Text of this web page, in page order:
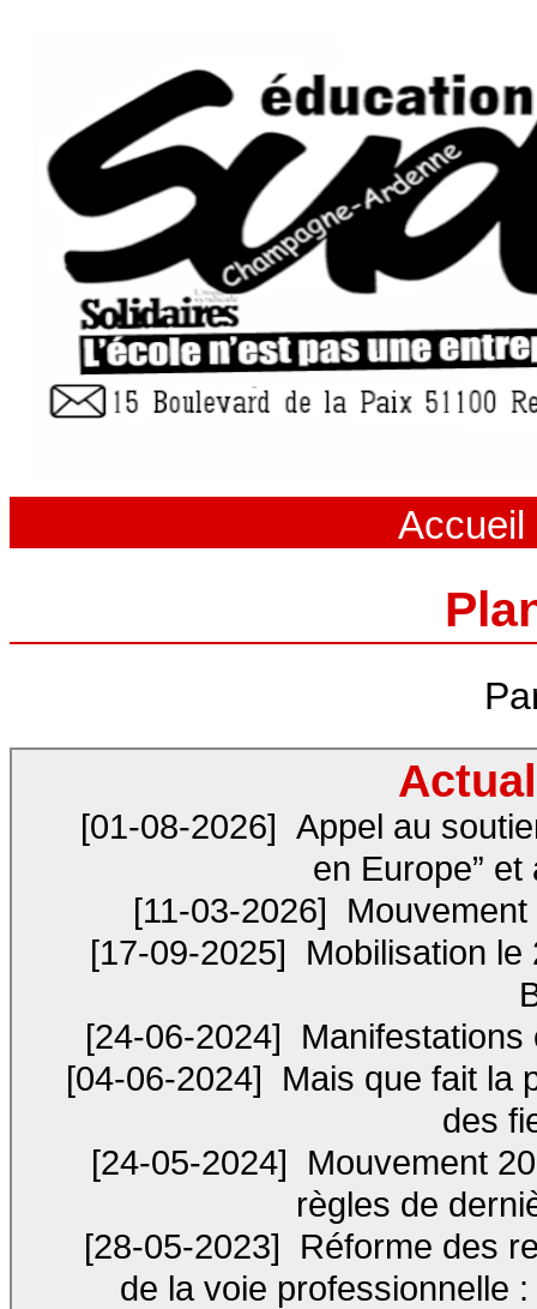
Accueil
[01-08-2026] Appel au
en Europe”
[11-03-2026]
[17-09-2025]
Mobilisation
[24-06-2024]
Manifestations
[04-06-2024]
Mais que fait la
des
[24-05-2024]
Mouvement
règles de
[28-05-2023]
Réforme des
de la voie professionnelle